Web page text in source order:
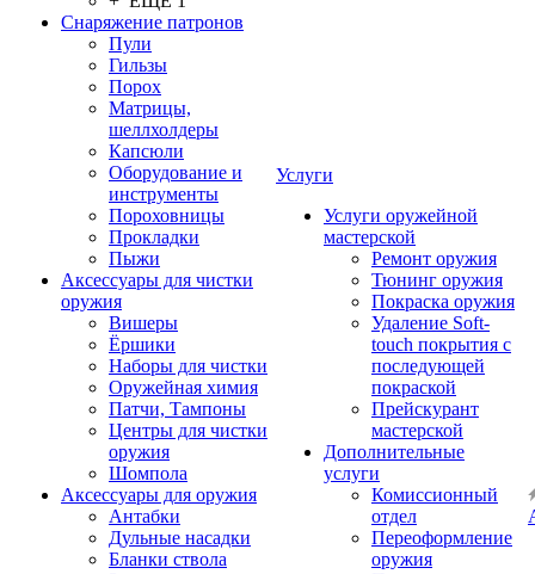
Снаряжение патронов
Пули
Гильзы
Порох
Матрицы,
шеллхолдеры
Капсюли
Оборудование и
инструменты
Пороховницы
Прокладки
Пыжи
Аксессуары для чистки
оружия
Вишеры
Ёршики
Наборы для чистки
Оружейная химия
Патчи, Тампоны
Центры для чистки
оружия
Шомпола
Аксессуары для оружия
Антабки
Дульные насадки
Бланки ствола
Услуги
Услуги оружейной
мастерской
Ремонт оружия
Тюнинг оружия
Покраска оружия
Удаление Soft-
touch покрытия с
последующей
покраской
Прейскурант
мастерской
Дополнительные
услуги
Комиссионный
отдел
Переоформление
оружия